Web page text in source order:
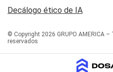
Edictos y Solicitadas
Básquet
San Juan 8
Contactanos
Decálogo ético de IA
© Copyright 2026 GRUPO AMERICA
reservados